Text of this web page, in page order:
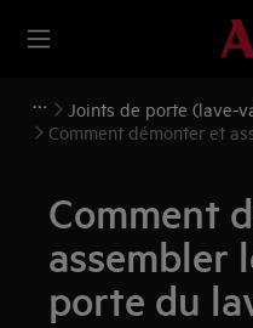
Joints de porte (lave-
Comment démonter et
Comment
assembler
porte du